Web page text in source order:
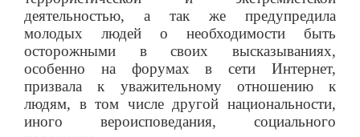
деятельностью, а так же предупредила
молодых людей о необходимости быть
осторожными в своих высказываниях,
особенно на форумах в сети Интернет,
призвала к уважительному отношению к
людям, в том числе другой национальности,
иного вероисповедания, социального